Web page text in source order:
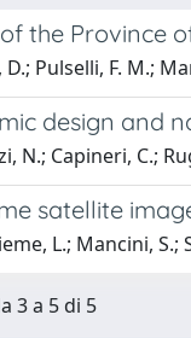
the Province
D.; Pulselli, F. M.;
design and
N.; Capineri, C.;
satellite
L.; Mancini,
3 a 5 di 5